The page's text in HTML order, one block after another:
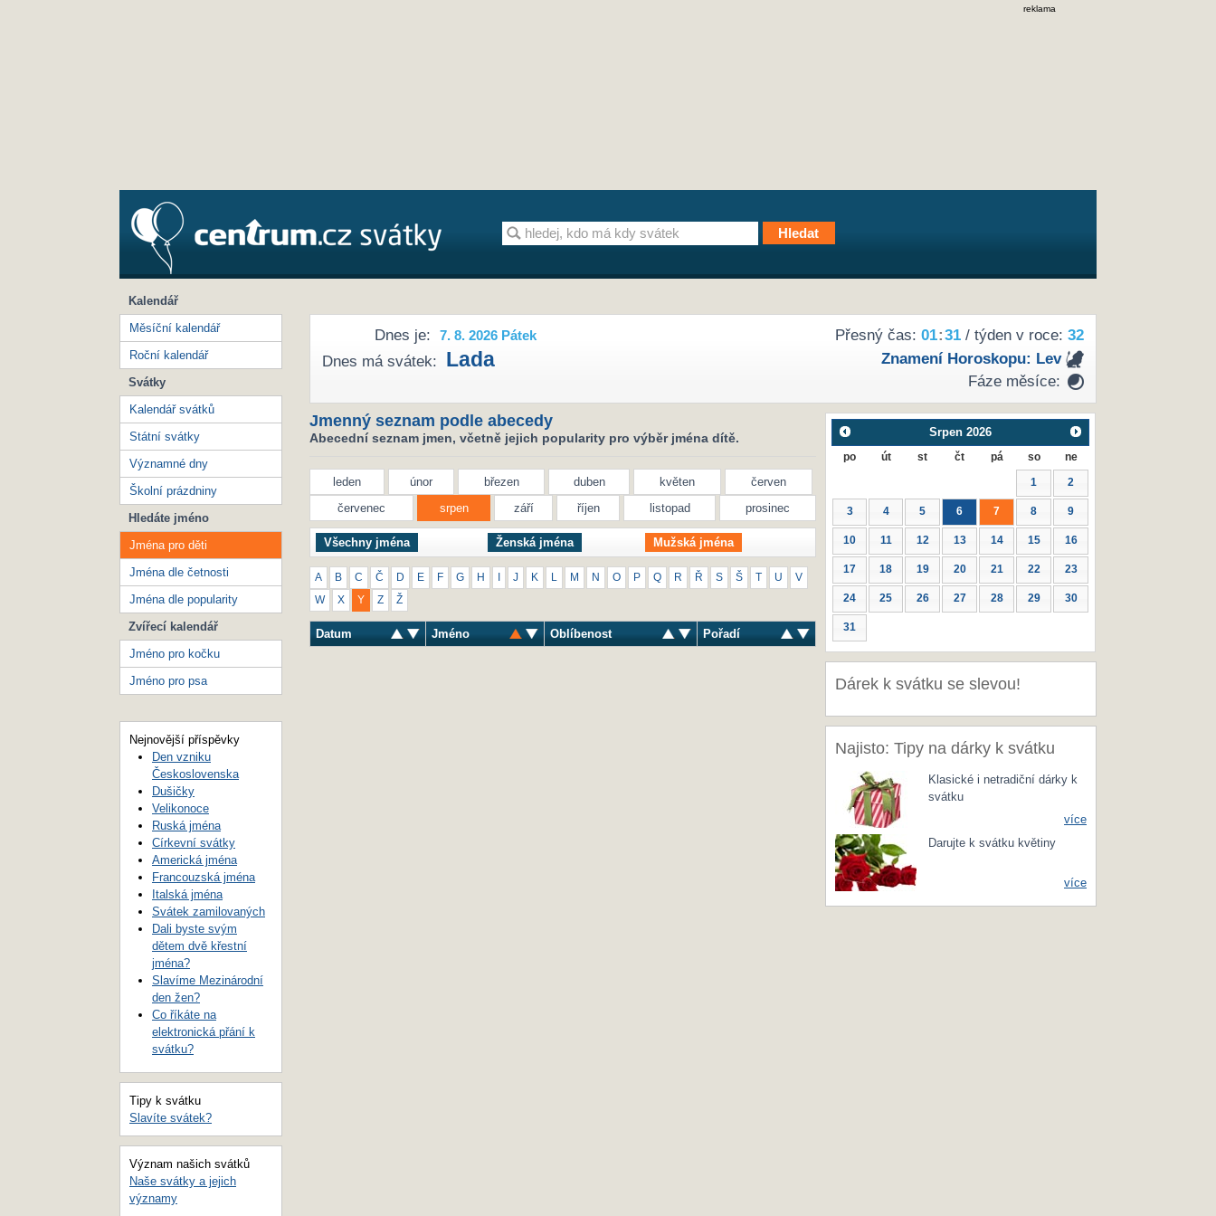
reklama
Přesný čas: 01:31/ týden v roce: 32
Znamení Horoskopu: Lev
Fáze měsíce:
Dnes je: 7. 8. 2026 Pátek
Dnes má svátek: Lada
Jmenný seznam podle abecedy
Abecední seznam jmen, včetně jejich popularity pro výběr jména dítě.
leden únor březen duben květen
červen
červenec
srpen září říjen listopad prosinec
Všechny jména Ženská jména Mužská jména
A B C Č D E F G H J K M N O P Q R Ř S Š U V
W X Y Z Ž
Datum Jméno Oblíbenost Pořadí
Srpen 2026
po út st čt pá so ne
1 2
3 4 5 6 7 8 9
10 11 12 13 14 15 16
17 18 19 20 21 22 23
24 25 26 27 28 29 30
31
Dárek k svátku se slevou!
Najisto: Tipy na dárky k svátku
Klasické i netradiční dárky k
svátku
více
Darujte k svátku květiny
více
Kalendář
Měsíční kalendář
Roční kalendář
Svátky
Kalendář svátků
Státní svátky
Významné dny
Školní prázdniny
Hledáte jméno
Jména pro děti
Jména dle četnosti
Jména dle popularity
Zvířecí kalendář
Jméno pro kočku
Jméno pro psa
Nejnovější příspěvky
Den vzniku
Československa
Dušičky
Velikonoce
Ruská jména
Církevní svátky
Americká jména
Francouzská jména
Italská jména
Svátek zamilovaných
Dali byste svým
dětem dvě křestní
jména?
Slavíme Mezinárodní
den žen?
Co říkáte na
elektronická přání k
svátku?
Tipy k svátku
Slavíte svátek?
Význam našich svátků
Naše svátky a jejich
významy